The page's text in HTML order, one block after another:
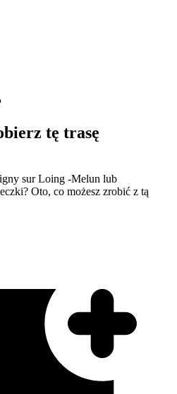
tę trasę
sur Loing -Melun lub
Oto, co możesz zrobić z tą